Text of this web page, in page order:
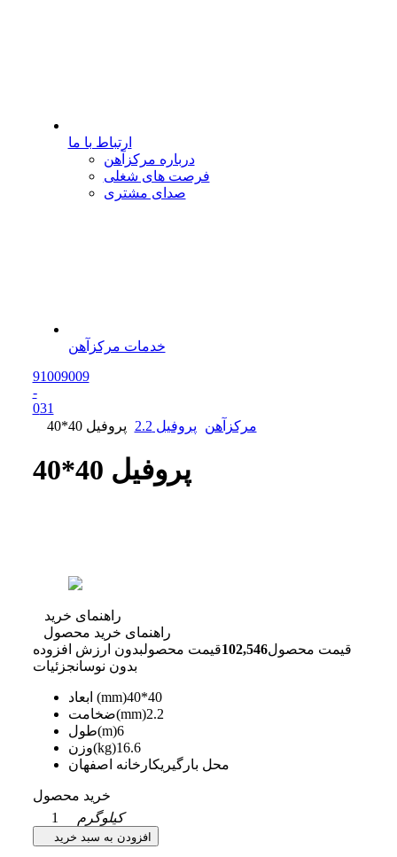
ارتباط با ما
درباره مرکزآهن
فرصت های شغلی
صدای مشتری
خدمات مرکزآهن
91009009
-
031
مرکزآهن
پروفیل 2.2 پروفیل 40*40
پروفیل 40*40
راهنمای خرید
راهنمای خرید محصول
قیمت محصول102,546قیمت محصولبدون ارزش افزوده
بدون نوسانجزئیات
ابعاد (mm)40*40
ضخامت(mm)2.2
طول(m)6
وزن(kg)16.6
محل بارگیریکارخانه اصفهان
خرید محصول
1
کیلوگرم
افزودن به سبد خرید